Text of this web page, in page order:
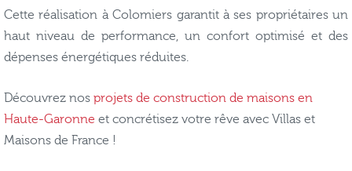
Cette réalisation à Colomiers garantit à ses propriétaires un
haut niveau de performance, un confort optimisé et des
dépenses énergétiques réduites.
Découvrez nos projets de construction de maisons en
Haute-Garonne et concrétisez votre rêve avec Villas et
Maisons de France !